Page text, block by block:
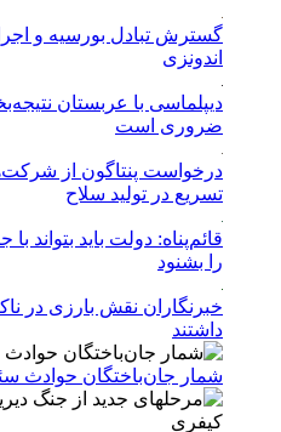
گسترش تبادل بورسیه و
اندونزی
دیپلماسی با عربستان
ضروری است
درخواست پنتاگون از
تسریع در تولید سلاح
قائم‌پناه: دولت باید بتواند
را بشنود
خبرنگاران نقش بارزی در
داشتند
شمار جان‌باختگان حوادث سئوتا به ۱۰۰